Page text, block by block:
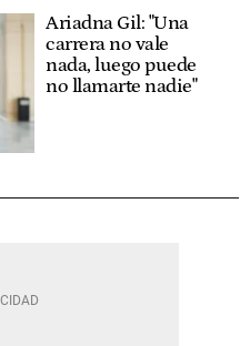
Ariadna Gil: "Una
carrera no vale
nada, luego puede
no llamarte nadie"